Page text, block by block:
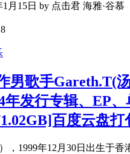
月15日 by 点击君 海雅·谷慕
男歌手Gareth.T(
年发行专辑、EP
百度云盘打
，1999年12月30日出生于香